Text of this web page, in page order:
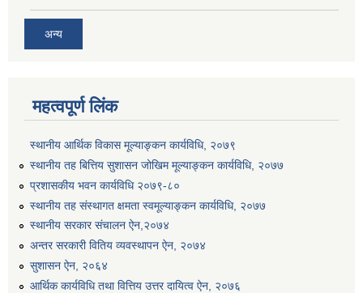
अन्य
महत्वपूर्ण लिंक
स्थानीय आर्थिक विकास मूल्याङ्कन कार्यविधि, २०७९
स्थानीय तह बित्तिय सुशासन जोखिम मूल्याङ्कन कार्यविधि, २०७७
प्रशासकीय भवन कार्यविधि २०७९-८०
स्थानीय तह संस्थागत क्षमता स्वमूल्याङ्कन कार्यविधि, २०७७
स्थानीय सरकार संचालन ऐन,२०७४
अन्तर सरकारी वितिय व्यवस्थापन ऐन, २०७४
सुशासन ऐन, २०६४
आर्थिक कार्यविधि तथा वित्तिय उत्तर दायित्व ऐन, २०७६